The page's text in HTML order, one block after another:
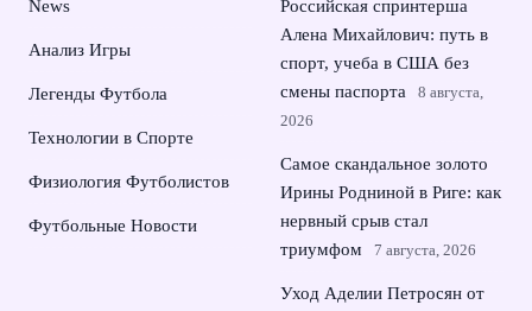
News
Анализ Игры
Легенды Футбола
Технологии в Спорте
Физиология Футболистов
Футбольные Новости
Российская спринтерша
Алена Михайлович: путь в
спорт, учеба в США без
смены паспорта
8 августа,
2026
Самое скандальное золото
Ирины Родниной в Риге: как
нервный срыв стал
триумфом
7 августа, 2026
Уход Аделии Петросян от